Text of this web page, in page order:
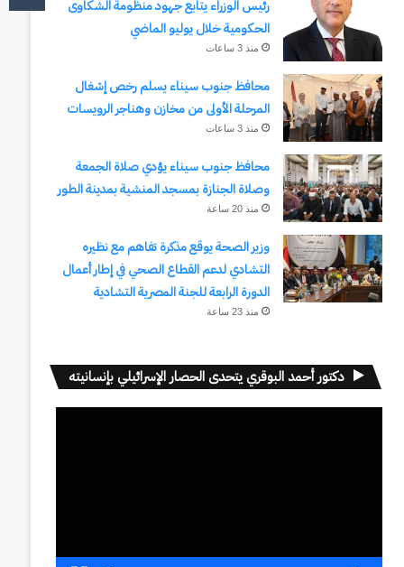
رئيس الوزراء يتابع جهود منظومة الشكاوى
الحكومية خلال يوليو الماضي
منذ 3 ساعات
محافظ جنوب سيناء يسلم رخص إشغال
المرحلة الأولى من مخازن وهناجر الرويسات
منذ 3 ساعات
محافظ جنوب سيناء يؤدي صلاة الجمعة
وصلاة الجنازة بمسجد المنشية بمدينة الطور
منذ 20 ساعة
وزير الصحة يوقع مذكرة تفاهم مع نظيره
التشادي لدعم القطاع الصحي في إطار أعمال
الدورة الرابعة للجنة المصرية التشادية
منذ 23 ساعة
دكتور أحمد البوقري يتحدى الحصار الإسرائيلي بإنسانيته